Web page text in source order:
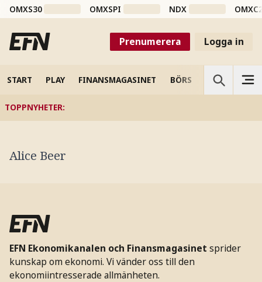
OMXS30 OMXSPI NDX
Prenumerera Logga in
START PLAY FINANSMAGASINET BÖRS VETENSKAP
TOPPNYHETER:
Alice Beer
EFN Ekonomikanalen och Finansmagasinet sprider
kunskap om ekonomi. Vi vänder oss till den
ekonomiintresserade allmänheten.